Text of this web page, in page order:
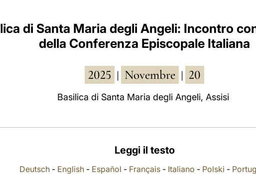
di Santa Maria degli Angeli: Incontro
della Conferenza Episcopale Italiana
2025 Novembre 20
Basilica di Santa Maria degli Angeli, Assisi
Leggi il testo
Deutsch- English- Español - Français- Italiano - Polski -